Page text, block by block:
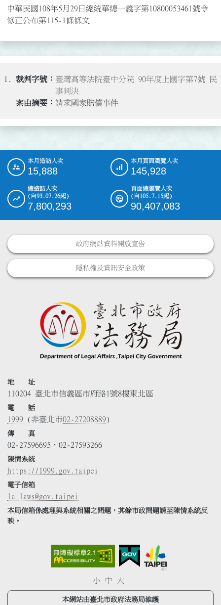
中華民國108年5月29日總統華總一義字第10800053461號令
修正公布第115-1條條文
1.
臺灣高等法院臺中分院 90年度上國字第7號 民
事判決
請求國家賠償事件
::: 本月造訪人次
15,888
本月頁面瀏覽人次
145,928
總造訪人次
(自93.07.26起)
7,800,293
頁面總瀏覽人次
(自105.7.15起)
90,407,083
政府網站資料開放宣告
隱私權及資訊安全政策
地 址
110204 臺北市信義區市府路1號8樓東北區
電 話
1999 (非臺北市02-27208889)
傳 真
02-27596695、02-27593266
陳情系統
https://1999.gov.taipei
電子信箱
la_laws@gov.taipei
本局信箱係處理與系統相關之問題，其餘市政問題請至陳情系統反
映。
小 中 大
本網站由臺北市政府法務局維護